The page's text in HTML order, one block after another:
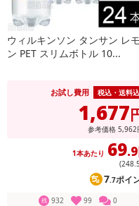
ウィルキンソン タンサン レモ
ン PET スリムボトル 10...
お試し費用 税込・送料込
1,677
参考価格 5,962
1本あたり 69
(248
7.7ポイ
残 932 99 0